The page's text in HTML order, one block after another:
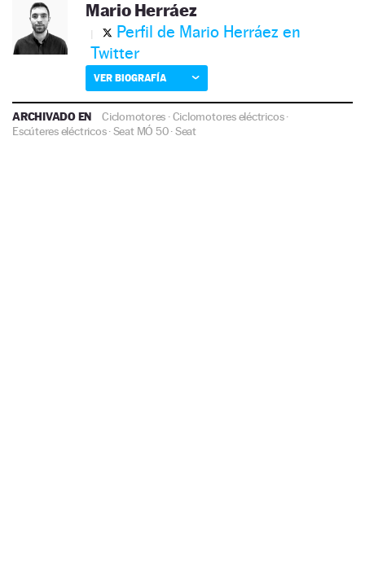
Mario Herráez
Perfil de Mario Herráez en
Twitter
VER BIOGRAFÍA
ARCHIVADO EN Ciclomotores ·Ciclomotores eléctricos·
Escúteres eléctricos·Seat MÓ 50·Seat